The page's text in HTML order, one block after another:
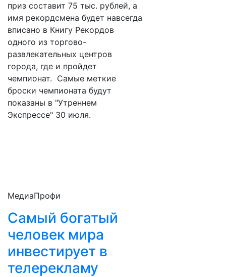
приз составит 75 тыс. рублей, а
имя рекордсмена будет навсегда
вписано в Книгу Рекордов
одного из торгово-
развлекательных центров
города, где и пройдет
чемпионат. Самые меткие
броски чемпионата будут
показаны в "Утреннем
Экспрессе" 30 июля.
МедиаПрофи
Самый богатый
человек мира
инвестирует в
телерекламу